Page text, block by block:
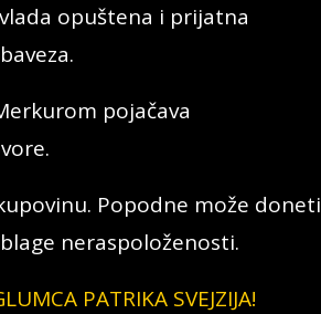
opuštena i prijatna
pojačava
Popodne može doneti
neraspoloženosti.
PATRIKA SVEJZIJA!